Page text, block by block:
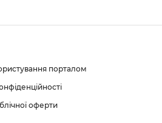
порталом
оферти